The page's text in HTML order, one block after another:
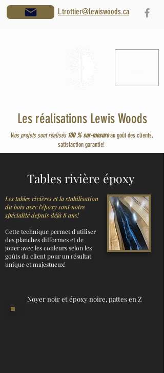
l.trottier@lewiswoods.ca
Les réalisations Lewis Woods
Nos projets sont réalisés 100 % sur-mesure au goût des clients,
satisfaction garantie!
Tables rivière époxy
Les tables rivières et la stabilisation
du bois avec l'époxy sont notre
spécialité depuis déjà 8 ans!
Cette technique permet d'utiliser
des planches difformes et de
jouer avec les couleurs selon les
goûts du client pour un résultat
unique et majestueux!
Noyer noir et époxy noire, pattes en Z